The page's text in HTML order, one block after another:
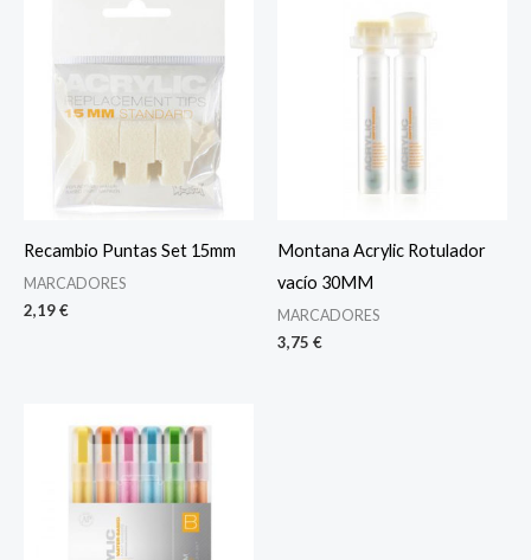
Recambio Puntas Set 15mm
MARCADORES
2,19€
Montana Acrylic Rotulador
vacío 30MM
MARCADORES
3,75 €